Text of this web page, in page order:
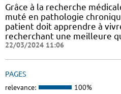
Grâce à la recherche
muté en pathologie
patient doit apprendre à
recherchant une meilleure
22/03/2024 11:06
PAGES
relevance: 100%